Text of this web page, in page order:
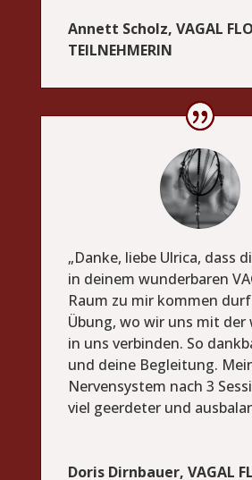
Annett Scholz, VAGAL
TEILNEHMERIN
„Danke, liebe Ulrica, dass
in deinem wunderbaren
Raum zu mir kommen
Übung, wo wir uns mit der
in uns verbinden. So
und deine Begleitung.
Nervensystem nach 3
viel geerdeter und
Doris Dirnbauer, VAGAL